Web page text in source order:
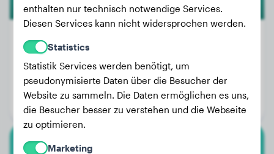
Gewicht:
Alter:
2 Jahre, 8 Monate
Geschlecht:
Hündinn
enthalten nur technisch notwendige Services.
Diesen Services kann nicht widersprochen werden.
Statistics
Statistik Services werden benötigt, um
pseudonymisierte Daten über die Besucher der
Website zu sammeln. Die Daten ermöglichen es uns,
die Besucher besser zu verstehen und die Webseite
zu optimieren.
Marketing